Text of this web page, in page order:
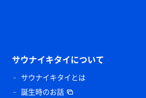
サウナイキタイについて
サウナイキタイとは
誕生時のお話